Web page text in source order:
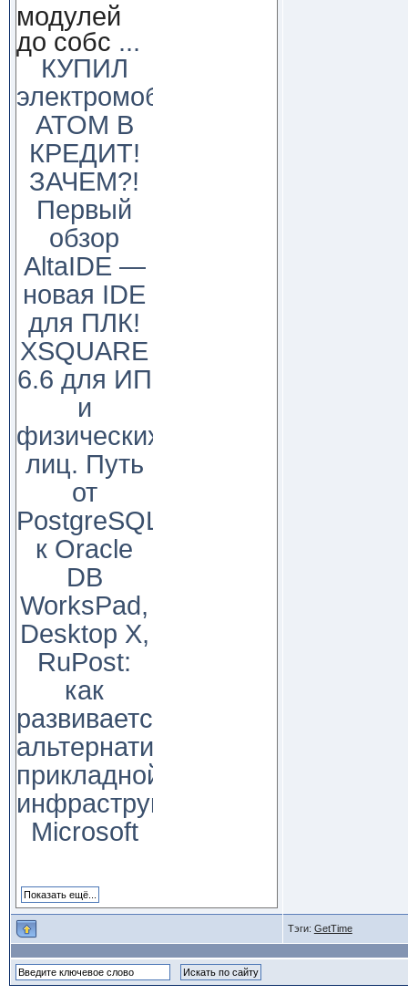
модулей
до собс ...
КУПИЛ
электромобиль
АТОМ В
КРЕДИТ!
ЗАЧЕМ?!
Первый
обзор
AltaIDE —
новая IDE
для ПЛК!
XSQUARE
6.6 для ИП
и
физических
лиц. Путь
от
PostgreSQL
к Oracle
DB
WorksPad,
Desktop X,
RuPost:
как
развивается
альтернатива
прикладной
инфраструктуре
Microsoft
Тэги: GetTime